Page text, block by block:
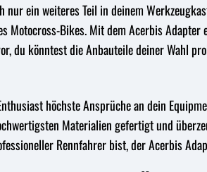
ein weiteres Teil in deinem
Motocross-Bikes. Mit dem Acerbis
du könntest die Anbauteile deiner Wahl
höchste Ansprüche an dein
Materialien gefertigt und
Rennfahrer bist, der Acerbis